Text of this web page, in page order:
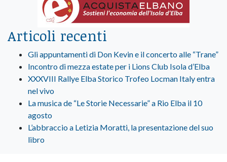
Articoli recenti
Gli appuntamenti di Don Kevin e il concerto alle “Trane”
Incontro di mezza estate per i Lions Club Isola d’Elba
XXXVIII Rallye Elba Storico Trofeo Locman Italy entra
nel vivo
La musica de “Le Storie Necessarie” a Rio Elba il 10
agosto
L’abbraccio a Letizia Moratti, la presentazione del suo
libro